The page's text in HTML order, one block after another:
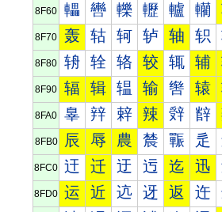
8F60 轠 轡 轢 轣 轤 轥
8F70 轰 轱 轲 轳 轴 轵
8F80 辀 辁 辂 较 辄 辅
8F90 辐 辑 辒 输 辔 辕
8FA0 辠 辡 辢 辣 辤 辥
8FB0 辰 辱 農 辳 辴 辵
8FC0 迀 迁 迂 迃 迄 迅
8FD0 运 近 迒 迓 返 迕